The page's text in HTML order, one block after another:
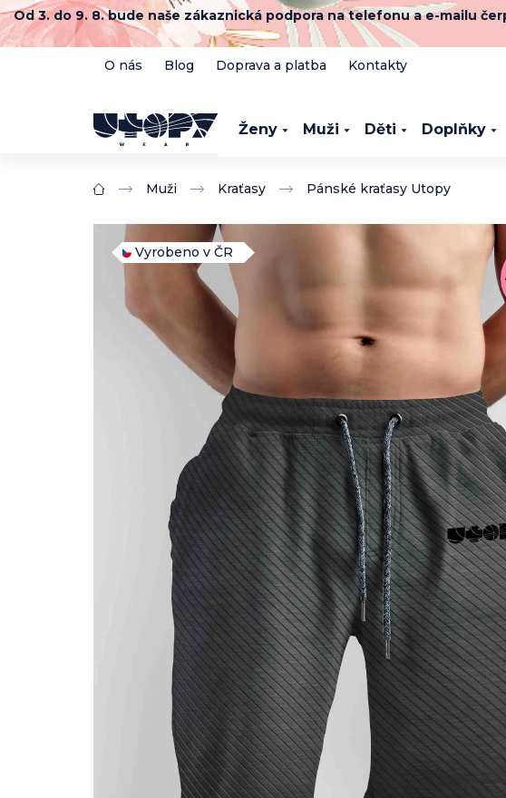
Přejít
na
obsah
Od 3. do 9. 8. bude naše zákaznická podpora na telefonu a e-mailu
O nás Blog Doprava a platba Kontakty
Ženy Muži Děti Doplňky
Domů Muži Kraťasy Pánské kraťasy Utopy
Vyrobeno v ČR